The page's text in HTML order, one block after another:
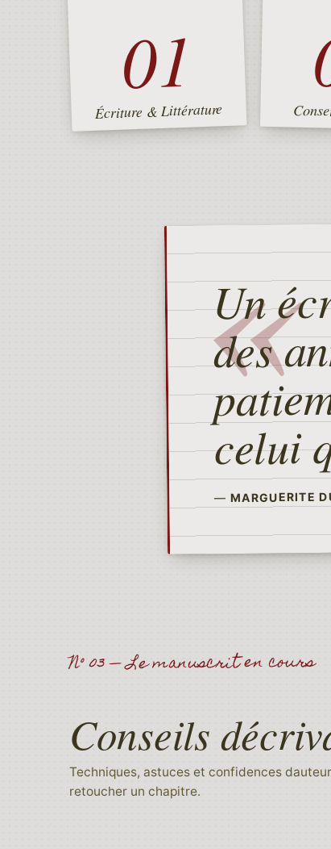
01
Écriture & Littérature
Un
des
celui
—MARGUERITE
N° 03 — Le manuscrit en cours
Conseils
Techniques, astuces et confidences
retoucher un chapitre.